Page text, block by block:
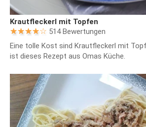
Krautfleckerl mit Topfen
514 Bewertungen
Eine tolle Kost sind Krautfleckerl mit
ist dieses Rezept aus Omas Küche.